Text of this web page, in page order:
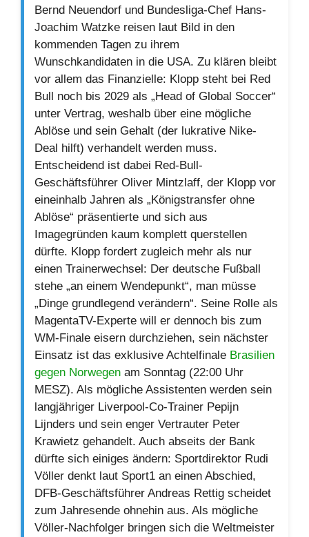
Bernd Neuendorf und Bundesliga-Chef Hans-
Joachim Watzke reisen laut Bild in den
kommenden Tagen zu ihrem
Wunschkandidaten in die USA. Zu klären bleibt
vor allem das Finanzielle: Klopp steht bei Red
Bull noch bis 2029 als „Head of Global Soccer“
unter Vertrag, weshalb über eine mögliche
Ablöse und sein Gehalt (der lukrative Nike-
Deal hilft) verhandelt werden muss.
Entscheidend ist dabei Red-Bull-
Geschäftsführer Oliver Mintzlaff, der Klopp vor
eineinhalb Jahren als „Königstransfer ohne
Ablöse“ präsentierte und sich aus
Imagegründen kaum komplett querstellen
dürfte. Klopp fordert zugleich mehr als nur
einen Trainerwechsel: Der deutsche Fußball
stehe „an einem Wendepunkt“, man müsse
„Dinge grundlegend verändern“. Seine Rolle als
MagentaTV-Experte will er dennoch bis zum
WM-Finale eisern durchziehen, sein nächster
Einsatz ist das exklusive Achtelfinale Brasilien
gegen Norwegen am Sonntag (22:00 Uhr
MESZ). Als mögliche Assistenten werden sein
langjähriger Liverpool-Co-Trainer Pepijn
Lijnders und sein enger Vertrauter Peter
Krawietz gehandelt. Auch abseits der Bank
dürfte sich einiges ändern: Sportdirektor Rudi
Völler denkt laut Sport1 an einen Abschied,
DFB-Geschäftsführer Andreas Rettig scheidet
zum Jahresende ohnehin aus. Als mögliche
Völler-Nachfolger bringen sich die Weltmeister